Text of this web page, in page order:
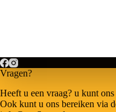
Vragen?
Heeft u een vraag? u kunt
Ook kunt u ons bereiken via